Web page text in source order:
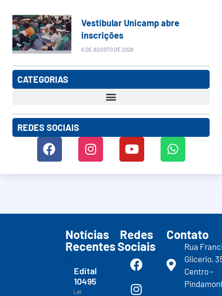
Vestibular Unicamp abre
inscrições
6 DE AGOSTO DE 2026
CATEGORIAS
REDES SOCIAIS
Notícias
Recentes
Edital
10495
Ler
Redes
Sociais
Contato
Rua
Glicerio,
Centro -